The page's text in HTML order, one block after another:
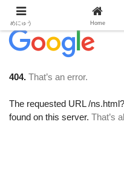
めにゅう Home